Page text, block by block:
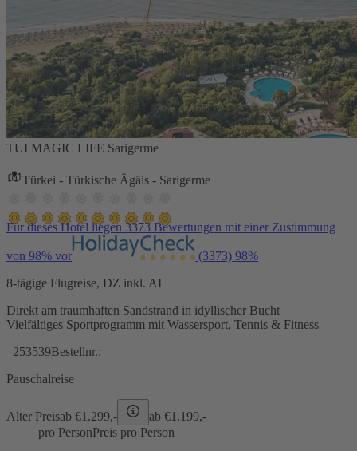
TUI MAGIC LIFE Sarigerme
Türkei - Türkische Ägäis - Sarigerme
Für dieses Hotel liegen 3373 Bewertungen mit einer Zustimmung
von 98% vor (3373) 98%
8-tägige Flugreise, DZ inkl. AI
Direkt am traumhaften Sandstrand in idyllischer Bucht
Vielfältiges Sportprogramm mit Wassersport, Tennis & Fitness
253539Bestellnr.:
Pauschalreise
Alter Preisab €1.299,- ab €1.199,-
pro PersonPreis pro Person